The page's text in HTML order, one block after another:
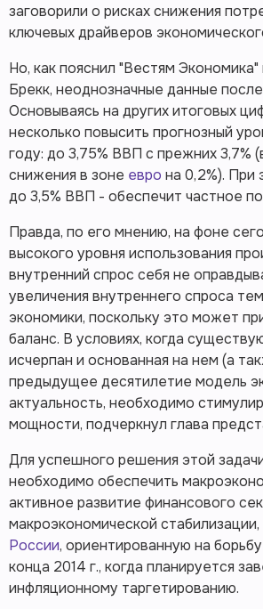
заговорили о рисках снижения
ключевых драйверов
Но, как пояснил "Вестям
Брекк, неоднозначные данные
Основываясь на других итоговых
несколько повысить прогнозный
году: до 3,75% ВВП с прежних 3,7%
снижения в зоне евро на 0,2%). При
до 3,5% ВВП - обеспечит частное
Правда, по его мнению, на фоне
высокого уровня использования
внутренний спрос себя не
увеличения внутреннего спроса
экономики, поскольку это может
баланс. В условиях, когда
исчерпан и основанная на нем (а
предыдущее десятилетие модель
актуальность, необходимо
мощности, подчеркнул глава
Для успешного решения этой
необходимо обеспечить
активное развитие финансового
макроэкономической
России, ориентированную на
конца 2014 г., когда планируется
инфляционному таргетированию.